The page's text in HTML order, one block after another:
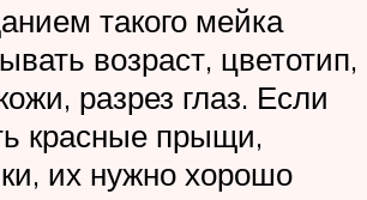
такого мейка
возраст, цветотип,
разрез глаз. Если
красные прыщи,
их нужно хорошо